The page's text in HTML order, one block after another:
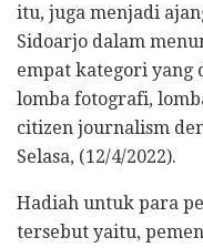
itu, juga menjadi
Sidoarjo dalam
empat kategori yang
lomba fotografi,
citizen journalism
Selasa, (12/4/2022).
Hadiah untuk para
tersebut yaitu,